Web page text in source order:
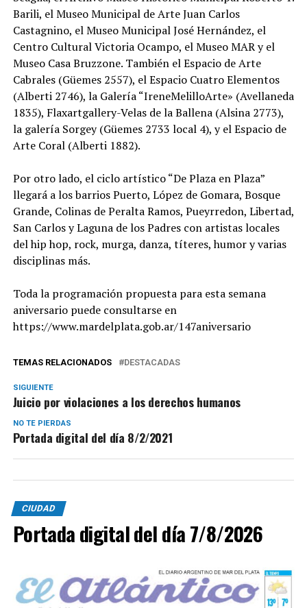
Barili, el Museo Municipal de Arte Juan Carlos
Castagnino, el Museo Municipal José Hernández, el
Centro Cultural Victoria Ocampo, el Museo MAR y el
Museo Casa Bruzzone. También el Espacio de Arte
Cabrales (Güemes 2557), el Espacio Cuatro Elementos
(Alberti 2746), la Galería “IreneMelilloArte» (Avellaneda
1835), Flaxartgallery-Velas de la Ballena (Alsina 2773),
la galería Sorgey (Güemes 2733 local 4), y el Espacio de
Arte Coral (Alberti 1882).
Por otro lado, el ciclo artístico “De Plaza en Plaza”
llegará a los barrios Puerto, López de Gomara, Bosque
Grande, Colinas de Peralta Ramos, Pueyrredon, Libertad,
San Carlos y Laguna de los Padres con artistas locales
del hip hop, rock, murga, danza, títeres, humor y varias
disciplinas más.
Toda la programación propuesta para esta semana
aniversario puede consultarse en
https://www.mardelplata.gob.ar/147aniversario
TEMAS RELACIONADOS DESTACADAS
SIGUIENTE
Juicio por violaciones a los derechos humanos
NO TE PIERDAS
Portada digital del día 8/2/2021
CIUDAD
Portada digital del día 7/8/2026